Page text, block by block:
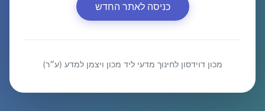
כניסה לאתר החדש
מכון דוידסון לחינוך מדעי ליד מכון ויצמן למדע (ע״ר)